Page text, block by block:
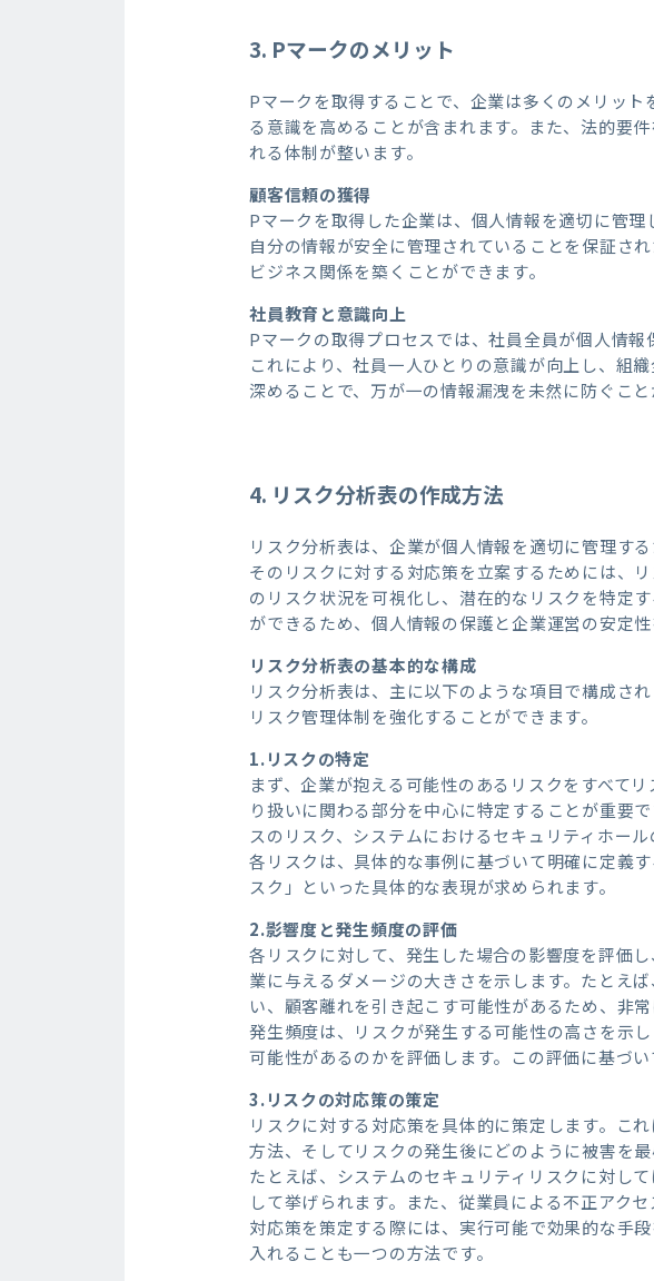
3. Pマークのメリット
Pマークを取得することで、企業は多くのメリッ
る意識を高めることが含まれます。また、法的要
れる体制が整います。
顧客信頼の獲得
Pマークを取得した企業は、個人情報を適切に管
自分の情報が安全に管理されていることを保証さ
ビジネス関係を築くことができます。
社員教育と意識向上
Pマークの取得プロセスでは、社員全員が個人情
これにより、社員一人ひとりの意識が向上し、組
深めることで、万が一の情報漏洩を未然に防ぐこ
4. リスク分析表の作成方法
リスク分析表は、企業が個人情報を適切に管理す
そのリスクに対する対応策を立案するためには、
のリスク状況を可視化し、潜在的なリスクを特定
ができるため、個人情報の保護と企業運営の安定
リスク分析表の基本的な構成
リスク分析表は、主に以下のような項目で構成さ
リスク管理体制を強化することができます。
1.リスクの特定
まず、企業が抱える可能性のあるリスクをすべて
り扱いに関わる部分を中心に特定することが重要
スのリスク、システムにおけるセキュリティホール
各リスクは、具体的な事例に基づいて明確に定義
スク」といった具体的な表現が求められます。
2.影響度と発生頻度の評価
各リスクに対して、発生した場合の影響度を評価
業に与えるダメージの大きさを示します。たとえ
い、顧客離れを引き起こす可能性があるため、非
発生頻度は、リスクが発生する可能性の高さを示
可能性があるのかを評価します。この評価に基づ
3.リスクの対応策の策定
リスクに対する対応策を具体的に策定します。こ
方法、そしてリスクの発生後にどのように被害を
たとえば、システムのセキュリティリスクに対し
して挙げられます。また、従業員による不正アク
対応策を策定する際には、実行可能で効果的な手
入れることも一つの方法です。